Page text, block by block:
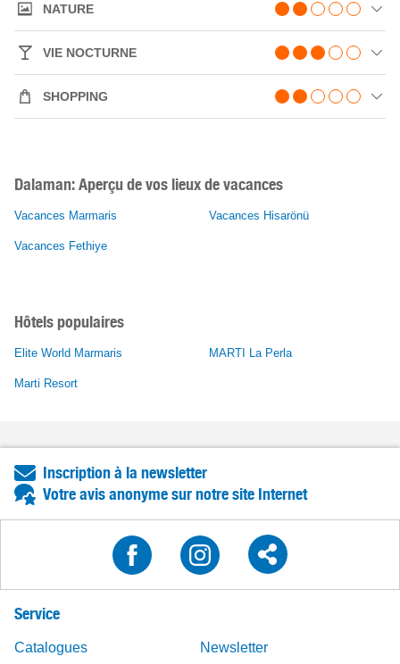
NATURE
VIE NOCTURNE
SHOPPING
Dalaman: Aperçu de vos lieux de vacances
Vacances Marmaris Vacances Hisarönü
Vacances Fethiye
Hôtels populaires
Elite World Marmaris MARTI La Perla
Marti Resort
Inscription à la newsletter
Votre avis anonyme sur notre site Internet
Service
Catalogues
Newsletter